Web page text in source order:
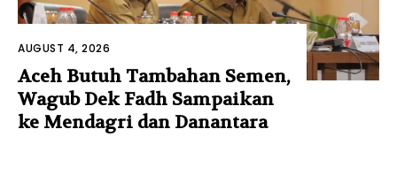
AUGUST 4, 2026
Aceh Butuh Tambahan Semen,
Wagub Dek Fadh Sampaikan
ke Mendagri dan Danantara